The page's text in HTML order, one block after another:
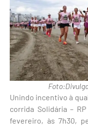
Unindo incentivo à
corrida Solidária –
fevereiro, às 7h30,